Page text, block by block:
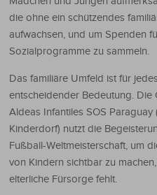
die ohne ein schützendes
aufwachsen, und um Spenden
Sozialprogramme zu sammeln.
Das familiäre Umfeld ist für
entscheidender Bedeutung. Die
Aldeas Infantiles SOS Paraguay
Kinderdorf) nutzt die
Fußball-Weltmeisterschaft, um
von Kindern sichtbar zu
elterliche Fürsorge fehlt.